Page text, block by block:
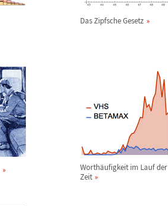
Das Zipfsche Gesetz
Worthäufigkeit im Lauf der
Zeit